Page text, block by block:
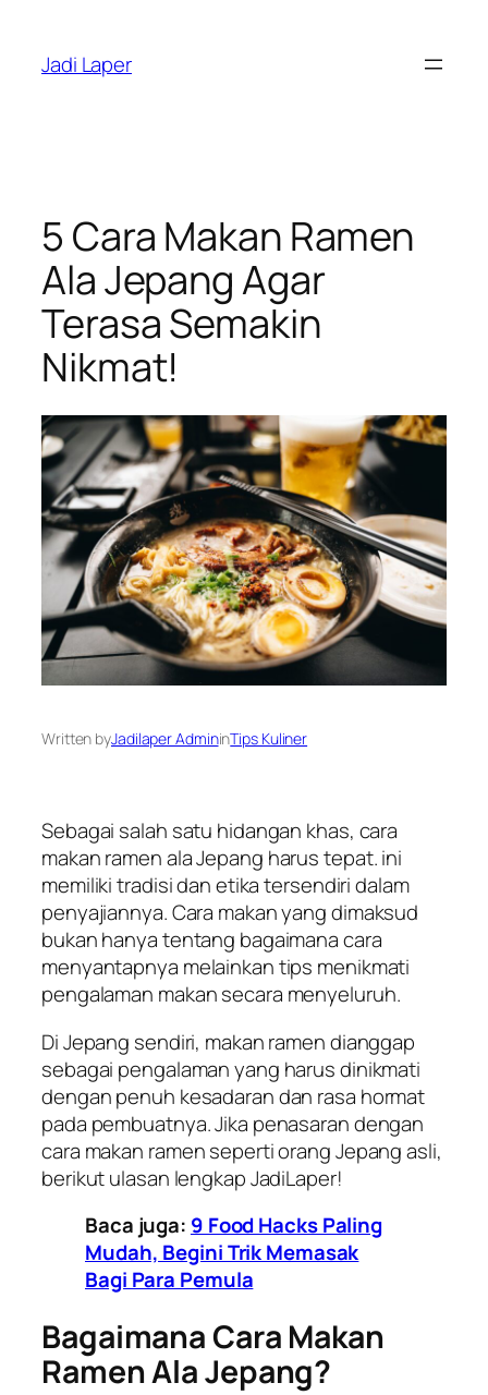
content
Jadi Laper
5 Cara Makan Ramen
Ala Jepang Agar
Terasa Semakin
Nikmat!
Written byJadilaper AdmininTips Kuliner
Sebagai salah satu hidangan khas, cara
makan ramen ala Jepang harus tepat. ini
memiliki tradisi dan etika tersendiri dalam
penyajiannya. Cara makan yang dimaksud
bukan hanya tentang bagaimana cara
menyantapnya melainkan tips menikmati
pengalaman makan secara menyeluruh.
Di Jepang sendiri, makan ramen dianggap
sebagai pengalaman yang harus dinikmati
dengan penuh kesadaran dan rasa hormat
pada pembuatnya. Jika penasaran dengan
cara makan ramen seperti orang Jepang asli,
berikut ulasan lengkap JadiLaper!
Baca juga: 9 Food Hacks Paling
Mudah, Begini Trik Memasak
Bagi Para Pemula
Bagaimana Cara Makan
Ramen Ala Jepang?